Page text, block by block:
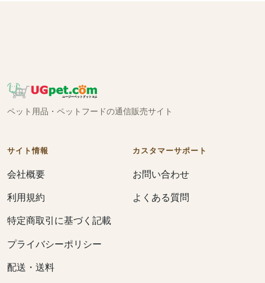
ペット用品・ペットフードの通信販売サイト
サイト情報
会社概要
利用規約
特定商取引に基づく記載
プライバシーポリシー
配送・送料
カスタマーサポート
お問い合わせ
よくある質問